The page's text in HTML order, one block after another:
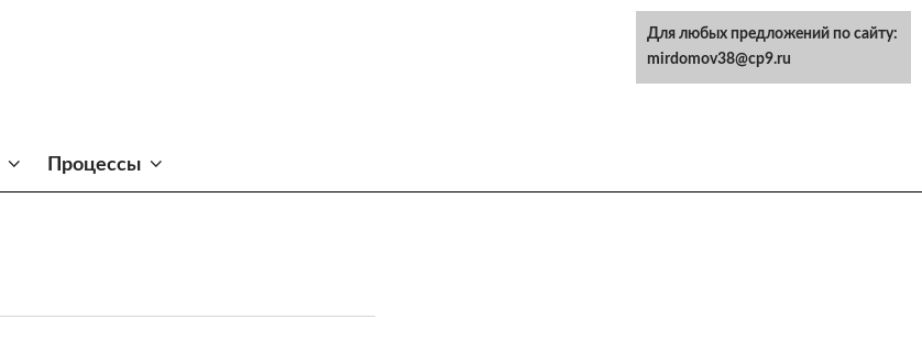
Процессы
Для любых предложений по сайту:
mirdomov38@cp9.ru